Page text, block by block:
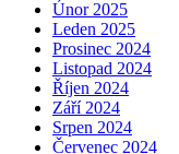
Únor 2025
Leden 2025
Prosinec 2024
Listopad 2024
Říjen 2024
Září 2024
Srpen 2024
Červenec 2024